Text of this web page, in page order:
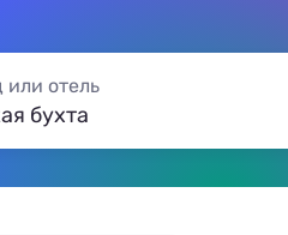
или отель